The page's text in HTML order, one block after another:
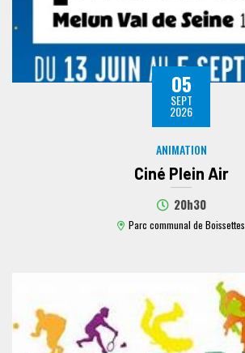
05
SEPT
2026
ANIMATION
Ciné Plein Air
20h30
Parc communal de Boissettes